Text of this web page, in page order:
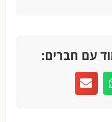
עם חברים: